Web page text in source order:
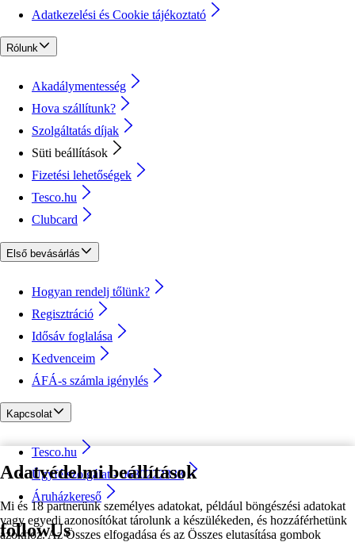
Adatvédelmi beállítások
Mi és 18 partnerünk személyes adatokat, például böngészési adatokat
vagy egyedi azonosítókat tárolunk a készülékeden, és hozzáférhetünk
azokhoz. Az Összes elfogadása és az Összes elutasítása gombok
Adatkezelési és Cookie tájékoztató
Rólunk
Akadálymentesség
Hova szállítunk?
Szolgáltatás díjak
Süti beállítások
Fizetési lehetőségek
Tesco.hu
Clubcard
Első bevásárlás
Hogyan rendelj tőlünk?
Regisztráció
Idősáv foglalása
Kedvenceim
ÁFÁ-s számla igénylés
Kapcsolat
Tesco.hu
Ügyfélszolgálat - 0680222333
Áruházkereső
followUs